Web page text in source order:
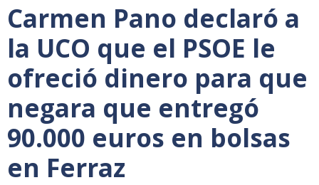
Carmen Pano declaró a
la UCO que el PSOE le
ofreció dinero para que
negara que entregó
90.000 euros en bolsas
en Ferraz